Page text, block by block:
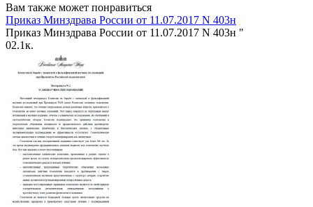
Вам также может понравиться
Приказ Минздрава России от 11.07.2017 N 403н
Приказ Минздрава России от 11.07.2017 N 403н "
02.1к.